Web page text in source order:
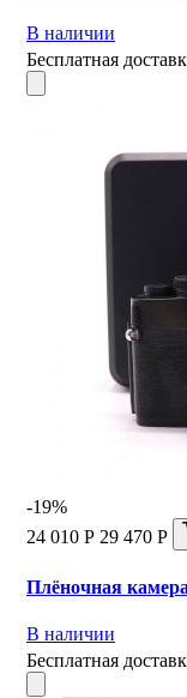
В наличии
Бесплатная
-19%
24 010 Р 29 470 Р
Плёночная
В наличии
Бесплатная